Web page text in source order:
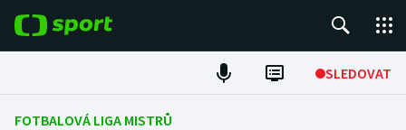
SLEDOVAT
Fotbal
FOTBALOVÁ LIGA MISTRŮ